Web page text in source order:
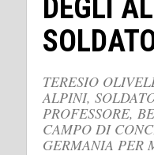
DEGLI
TERESIO
ALPINI,
PROFESSORE,
CAMPO DI
GERMANIA PER